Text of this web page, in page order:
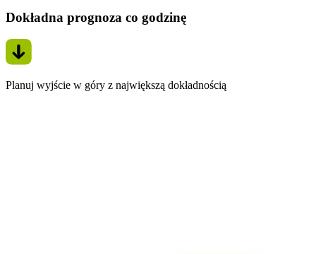
Dokładna prognoza co godzinę
Planuj wyjście w góry z największą dokładnością